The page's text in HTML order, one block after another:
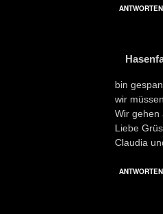
ANTWORTEN
bin
wir
Wir gehen
Liebe
Claudia
ANTWORTEN